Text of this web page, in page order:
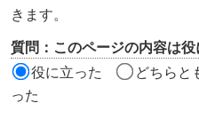
ツ
評
価
きます。
質問：このページの内容は役
役に立った
どちらと
った